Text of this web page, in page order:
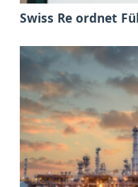
Swiss Re ordnet